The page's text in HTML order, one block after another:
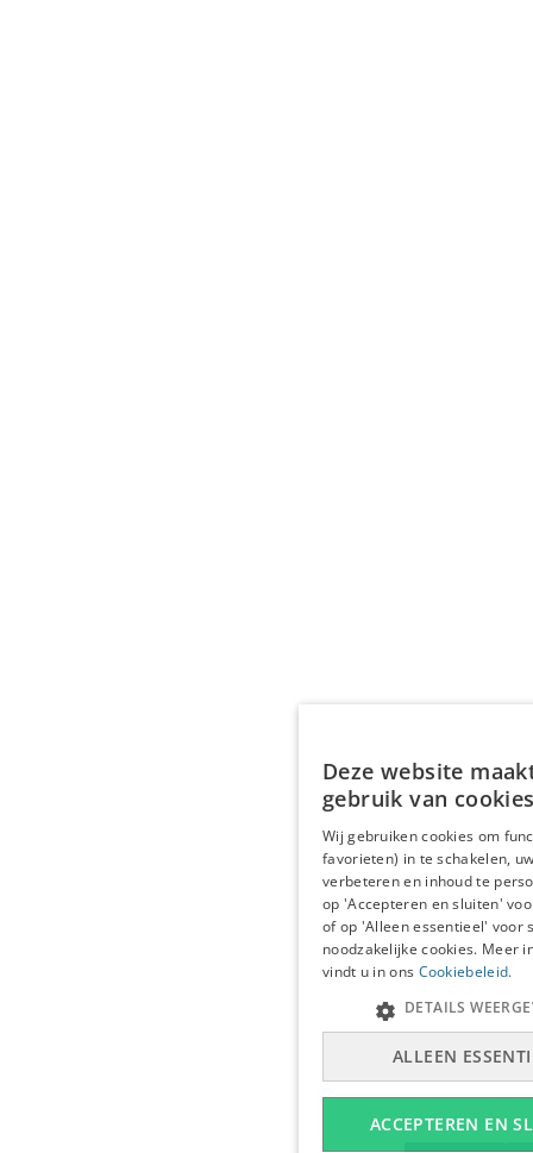
Deze website
gebruik van
Wij gebruiken cookies om
favorieten) in te schakelen,
verbeteren en inhoud te
op 'Accepteren en sluiten'
of op 'Alleen essentieel' voor
noodzakelijke cookies. Meer
vindt u in ons Cookiebeleid.
ACCEPTEREN EN
ALLEEN
DETAILS